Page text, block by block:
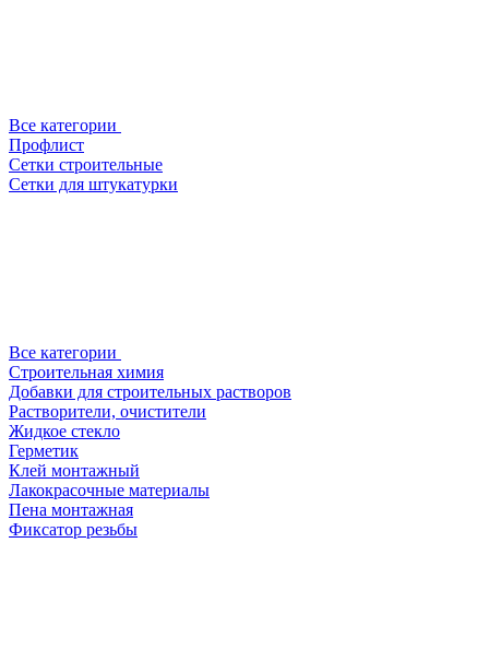
Все категории
Профлист
Сетки строительные
Сетки для штукатурки
Все категории
Строительная химия
Добавки для строительных растворов
Растворители, очистители
Жидкое стекло
Герметик
Клей монтажный
Лакокрасочные материалы
Пена монтажная
Фиксатор резьбы